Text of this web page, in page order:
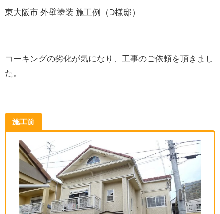
東大阪市 外壁塗装 施工例（D様邸）
コーキングの劣化が気になり、工事のご依頼を頂きまし
た。
施工前